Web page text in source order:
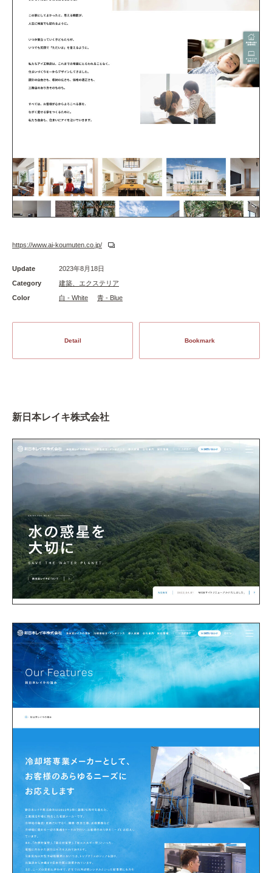
https://www.ai-koumuten.co.jp/
Update
2023年8月18日
Category
建築、エクステリア
Color
白 - White 青 - Blue
Detail Bookmark
新日本レイキ株式会社